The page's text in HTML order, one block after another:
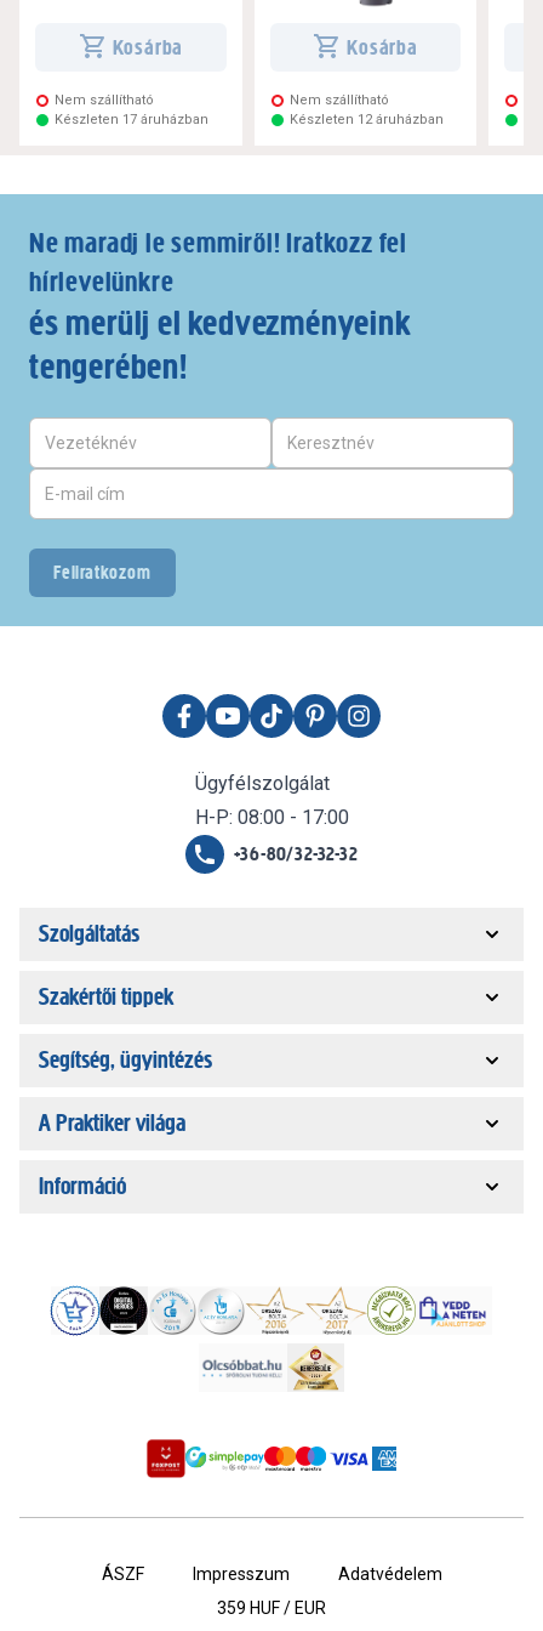
Kosárba
Nem szállítható
Készleten 17 áruházban
Kosárba
Nem szállítható
Készleten 12 áruházban
Ne maradj le semmiről! Iratkozz fel
hírlevelünkre
és merülj el kedvezményeink
tengerében!
Feliratkozom
Ügyfélszolgálat
H-P: 08:00 - 17:00
+36-80/32-32-32
Szolgáltatás
Szakértői tippek
Segítség, ügyintézés
A Praktiker világa
Információ
ÁSZF Impresszum
Adatvédelem
359 HUF / EUR